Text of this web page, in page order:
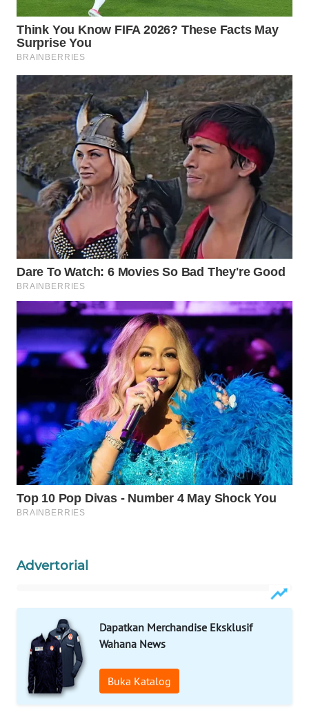
Advertorial
Dapatkan Merchandise Eksklusif
Wahana News
Buka Katalog
WAHANA
WAHANA
TV
WAHANANEWS
ID
WAHANANEWS
CO ID
WAHANANEWS
NET
WAHANA
SPORT
WAHANA
UMKM
WAHANA
WAHANA
PERSONA
WAHANA
OTOMOTIF
WAHANA
WAHANA
LAPAK
WAHANA
Wahana
Network